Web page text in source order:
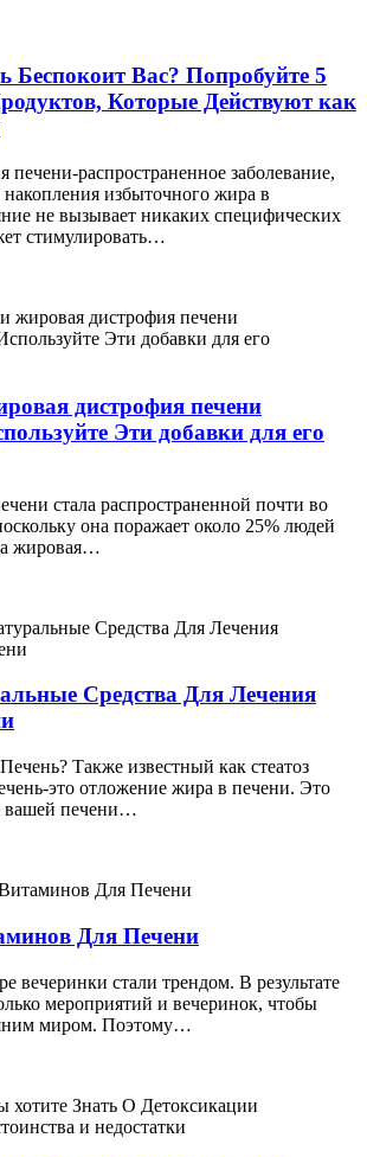
Беспокоит Вас? Попробуйте 5
Которые Действуют как
распространенное заболевание,
избыточного жира в
не вызывает никаких специфических
стимулировать…
дистрофия печени
Эти добавки для его
стала распространенной почти во
она поражает около 25% людей
жировая…
Средства Для Лечения
Также известный как стеатоз
это отложение жира в печени. Это
вашей печени…
Для Печени
вечеринки стали трендом. В результате
мероприятий и вечеринок, чтобы
миром. Поэтому…